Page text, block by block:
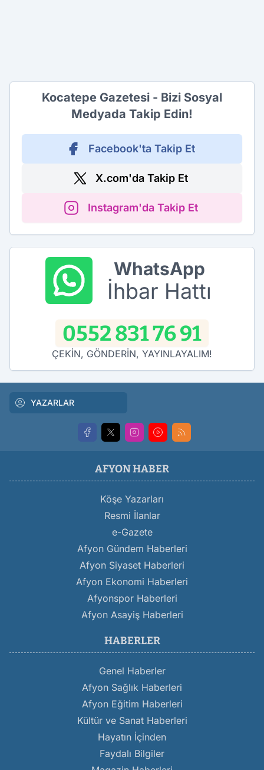
Kocatepe Gazetesi - Bizi Sosyal
Medyada Takip Edin!
Facebook'ta Takip Et
X.com'da Takip Et
Instagram'da Takip Et
WhatsApp
İhbar Hattı
0552 831 76 91
ÇEKİN, GÖNDERİN, YAYINLAYALIM!
YAZARLAR
AFYON HABER
Köşe Yazarları
Resmi İlanlar
e-Gazete
Afyon Gündem Haberleri
Afyon Siyaset Haberleri
Afyon Ekonomi Haberleri
Afyonspor Haberleri
Afyon Asayiş Haberleri
HABERLER
Genel Haberler
Afyon Sağlık Haberleri
Afyon Eğitim Haberleri
Kültür ve Sanat Haberleri
Hayatın İçinden
Faydalı Bilgiler